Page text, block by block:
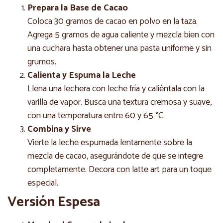
Prepara la Base de Cacao
Coloca 30 gramos de cacao en polvo en la taza.
Agrega 5 gramos de agua caliente y mezcla bien con
una cuchara hasta obtener una pasta uniforme y sin
grumos.
Calienta y Espuma la Leche
Llena una lechera con leche fría y caliéntala con la
varilla de vapor. Busca una textura cremosa y suave,
con una temperatura entre 60 y 65 °C.
Combina y Sirve
Vierte la leche espumada lentamente sobre la
mezcla de cacao, asegurándote de que se integre
completamente. Decora con latte art para un toque
especial.
Versión Espesa